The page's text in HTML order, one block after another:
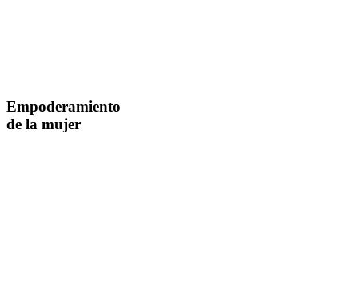
Empoderamiento
de la mujer